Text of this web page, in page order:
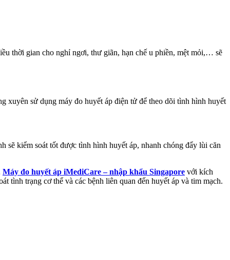
thời gian cho nghỉ ngơi, thư giãn, hạn chế u phiền, mệt mỏi,… sẽ
xuyên sử dụng máy đo huyết áp điện tử để theo dõi tình hình huyết
sẽ kiểm soát tốt được tình hình huyết áp, nhanh chóng đẩy lùi căn
Máy đo huyết áp iMediCare – nhập khẩu Singapore với kích
tình trạng cơ thể và các bệnh liên quan đến huyết áp và tim mạch.